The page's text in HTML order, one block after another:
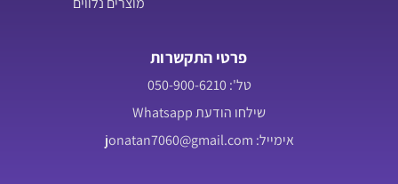
פרטי התקשרות
טל': 050-900-6210
שילחו הודעת Whatsapp
אימייל: jonatan7060@gmail.com